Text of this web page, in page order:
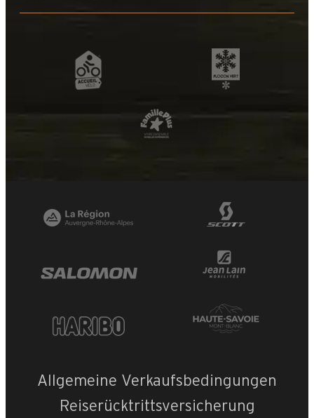
Allgemeine Verkaufsbedingungen
Reiserücktrittsversicherung